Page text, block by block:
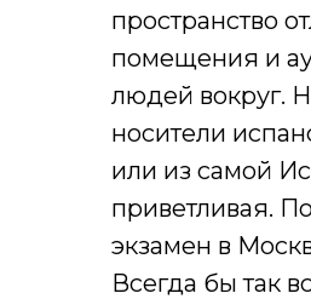
пространство
помещения и
людей вокруг.
носители
или из самой
приветливая.
экзамен в
Всегда бы так